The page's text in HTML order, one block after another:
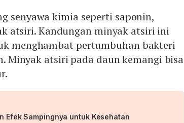
senyawa kimia seperti saponin,
atsiri. Kandungan minyak atsiri ini
menghambat pertumbuhan bakteri
Minyak atsiri pada daun kemangi bisa
Efek Sampingnya untuk Kesehatan